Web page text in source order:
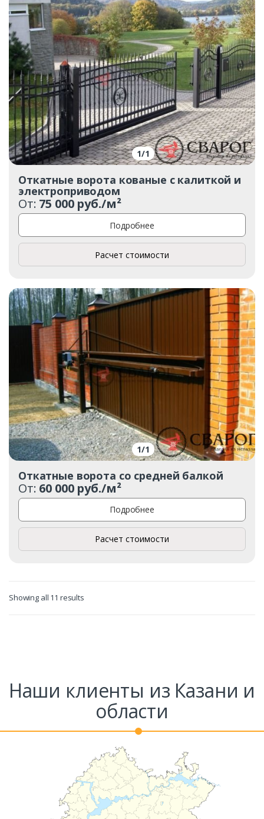
1/1
Откатные ворота кованые с калиткой и
электроприводом
От: 75 000 руб./м²
Подробнее
Расчет стоимости
1/1
Откатные ворота со средней балкой
От: 60 000 руб./м²
Подробнее
Расчет стоимости
Showing all 11 results
Наши клиенты из Казани и
области